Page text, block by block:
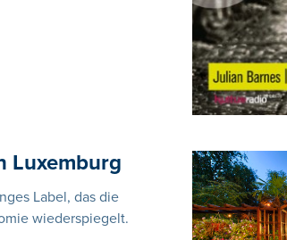
Luxemburg
Label, das die
wiederspiegelt.